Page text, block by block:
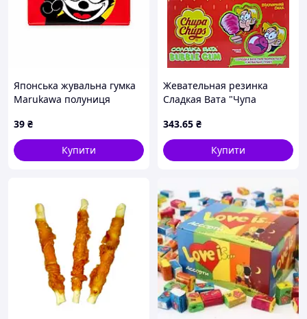
Японська жувальна гумка
Marukawa полуниця
39 ₴
Купити
Жевательная резинка
Сладкая Вата "Чупа
343.65 ₴
Купити